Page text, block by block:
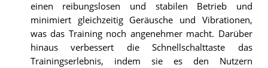
einen reibungslosen und stabilen Betrieb und
minimiert gleichzeitig Geräusche und Vibrationen,
was das Training noch angenehmer macht. Darüber
hinaus verbessert die Schnellschalttaste das
Trainingserlebnis, indem sie es den Nutzern